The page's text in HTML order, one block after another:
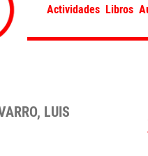
Actividades Libros
LUIS